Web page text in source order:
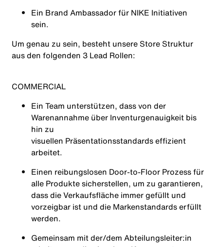
Ein Brand Ambassador für NIKE Initiativen
sein.
Um genau zu sein, besteht unsere Store Struktur
aus den folgenden 3 Lead Rollen:
COMMERCIAL
Ein Team unterstützen, dass von der
Warenannahme über Inventurgenauigkeit bis
hin zu
visuellen Präsentationsstandards effizient
arbeitet.
Einen reibungslosen Door-to-Floor Prozess für
alle Produkte sicherstellen, um zu garantieren,
dass die Verkaufsfläche immer gefüllt und
vorzeigbar ist und die Markenstandards erfüllt
werden.
Gemeinsam mit der/dem Abteilungsleiter:in